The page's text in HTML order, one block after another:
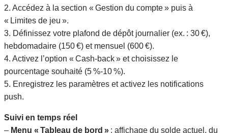
2. Accédez à la section « Gestion du compte » puis à
« Limites de jeu ».
3. Définissez votre plafond de dépôt journalier (ex. : 30 €),
hebdomadaire (150 €) et mensuel (600 €).
4. Activez l’option « Cash‑back » et choisissez le
pourcentage souhaité (5 %‑10 %).
5. Enregistrez les paramètres et activez les notifications
push.
Suivi en temps réel
– Menu « Tableau de bord » : affichage du solde actuel, du